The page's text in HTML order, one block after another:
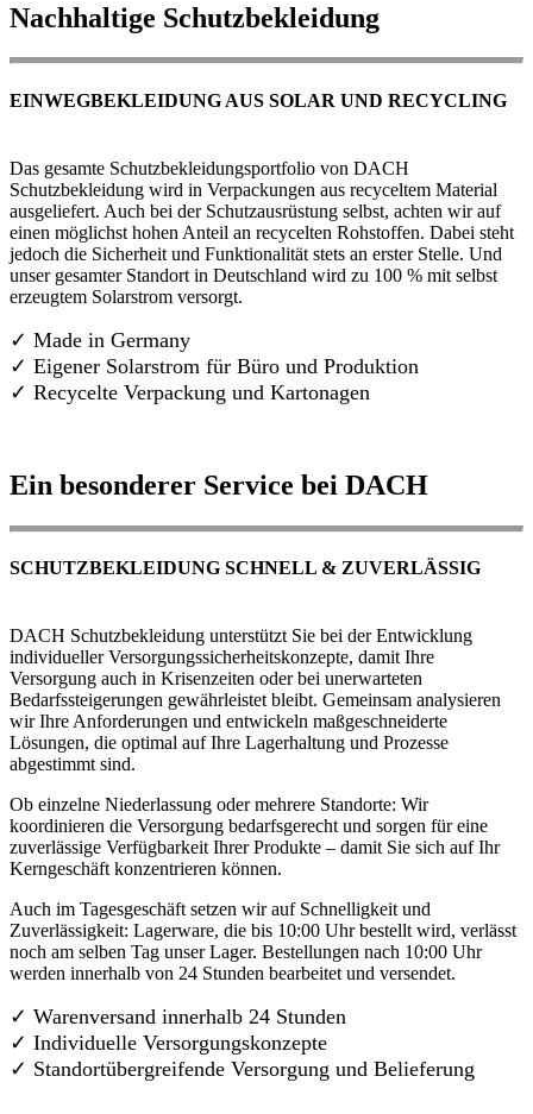
Nachhaltige Schutzbekleidung
EINWEGBEKLEIDUNG AUS SOLAR UND RECYCLING
Das gesamte Schutzbekleidungsportfolio von DACH
Schutzbekleidung wird in Verpackungen aus recyceltem Material
ausgeliefert. Auch bei der Schutzausrüstung selbst, achten wir auf
einen möglichst hohen Anteil an recycelten Rohstoffen. Dabei steht
jedoch die Sicherheit und Funktionalität stets an erster Stelle. Und
unser gesamter Standort in Deutschland wird zu 100 % mit selbst
erzeugtem Solarstrom versorgt.
✓ Made in Germany
✓ Eigener Solarstrom für Büro und Produktion
✓ Recycelte Verpackung und Kartonagen
Ein besonderer Service bei DACH
SCHUTZBEKLEIDUNG SCHNELL & ZUVERLÄSSIG
DACH Schutzbekleidung unterstützt Sie bei der Entwicklung
individueller Versorgungssicherheitskonzepte, damit Ihre
Versorgung auch in Krisenzeiten oder bei unerwarteten
Bedarfssteigerungen gewährleistet bleibt. Gemeinsam analysieren
wir Ihre Anforderungen und entwickeln maßgeschneiderte
Lösungen, die optimal auf Ihre Lagerhaltung und Prozesse
abgestimmt sind.
Ob einzelne Niederlassung oder mehrere Standorte: Wir
koordinieren die Versorgung bedarfsgerecht und sorgen für eine
zuverlässige Verfügbarkeit Ihrer Produkte – damit Sie sich auf Ihr
Kerngeschäft konzentrieren können.
Auch im Tagesgeschäft setzen wir auf Schnelligkeit und
Zuverlässigkeit: Lagerware, die bis 10:00 Uhr bestellt wird, verlässt
noch am selben Tag unser Lager. Bestellungen nach 10:00 Uhr
werden innerhalb von 24 Stunden bearbeitet und versendet.
✓ Warenversand innerhalb 24 Stunden
✓ Individuelle Versorgungskonzepte
✓ Standortübergreifende Versorgung und Belieferung